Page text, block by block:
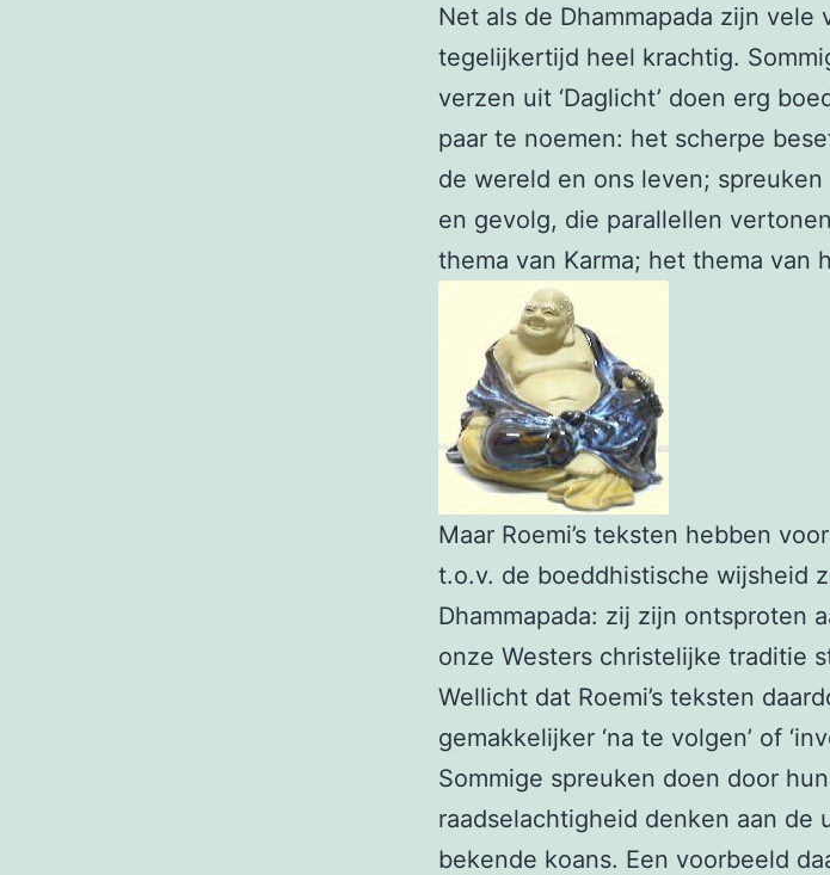
Net als de Dhammapada zijn vele
tegelijkertijd heel krachtig.
verzen uit ‘Daglicht’ doen erg
paar te noemen: het scherpe
de wereld en ons leven;
en gevolg, die parallellen
thema van Karma; het thema van
Maar Roemi’s teksten hebben
t.o.v. de boeddhistische wijsheid
Dhammapada: zij zijn ontsproten
onze Westers christelijke traditie
Wellicht dat Roemi’s teksten
gemakkelijker ‘na te volgen’ of
Sommige spreuken doen door
raadselachtigheid denken aan de
bekende koans. Een voorbeeld